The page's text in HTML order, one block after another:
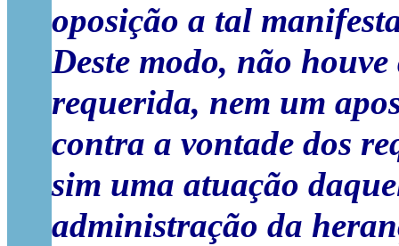
oposição a tal
Deste modo, não
requerida, nem um
contra a vontade dos
sim uma atuação
administração da